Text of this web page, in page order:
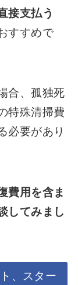
接支払う
すすめで
合、孤独死
特殊清掃費
必要があり
費用を含ま
してみまし
、スター